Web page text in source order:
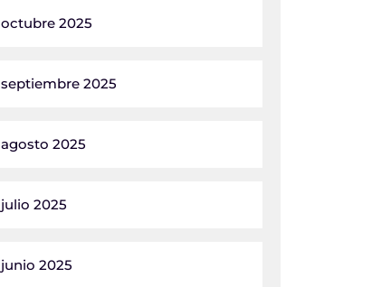
octubre 2025
septiembre 2025
agosto 2025
julio 2025
junio 2025